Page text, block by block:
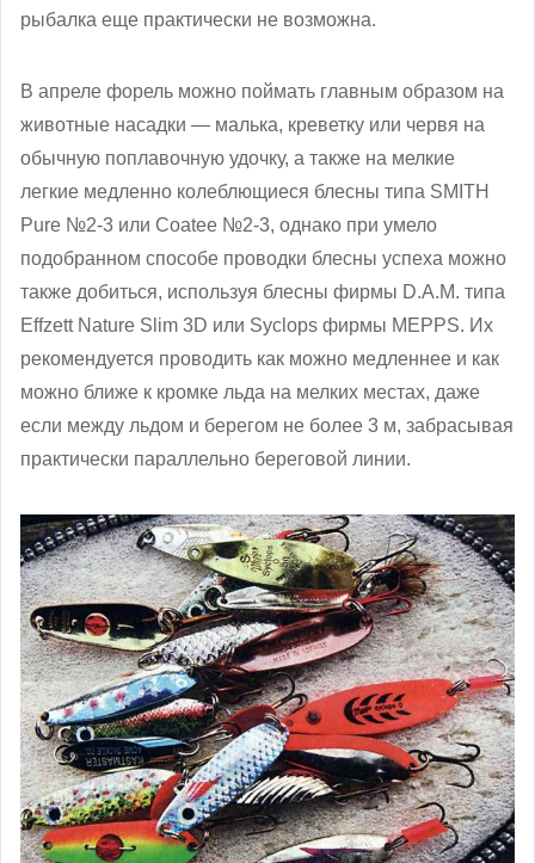
рыбалка еще практически не возможна.
В апреле форель можно поймать главным образом на
животные насадки — малька, креветку или червя на
обычную поплавочную удочку, а также на мелкие
легкие медленно колеблющиеся блесны типа SMITH
Pure №2-3 или Coatee №2-3, однако при умело
подобранном способе проводки блесны успеха можно
также добиться, используя блесны фирмы D.A.M. типа
Effzett Nature Slim 3D или Syclops фирмы MEPPS. Их
рекомендуется проводить как можно медленнее и как
можно ближе к кромке льда на мелких местах, даже
если между льдом и берегом не более 3 м, забрасывая
практически параллельно береговой линии.